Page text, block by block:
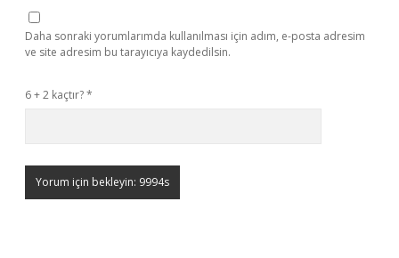
Daha sonraki yorumlarımda kullanılması için adım, e-posta adresim
ve site adresim bu tarayıcıya kaydedilsin.
6 + 2 kaçtır?*